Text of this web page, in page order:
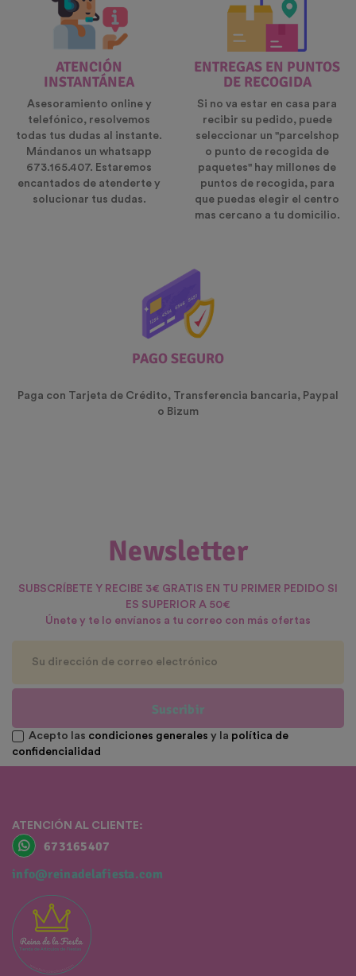
ATENCIÓN
INSTANTÁNEA
Asesoramiento online y
telefónico, resolvemos
todas tus dudas al instante.
Mándanos un whatsapp
673.165.407. Estaremos
encantados de atenderte y
solucionar tus dudas.
ENTREGAS EN PUNTOS
DE RECOGIDA
Si no va estar en casa para
recibir su pedido, puede
seleccionar un "parcelshop
o punto de recogida de
paquetes" hay millones de
puntos de recogida, para
que puedas elegir el centro
mas cercano a tu domicilio.
PAGO SEGURO
Paga con Tarjeta de Crédito, Transferencia bancaria, Paypal
o Bizum
Newsletter
SUBSCRÍBETE Y RECIBE 3€ GRATIS EN TU PRIMER PEDIDO SI
ES SUPERIOR A 50€
Únete y te lo envíanos a tu correo con más ofertas
Suscribir
Acepto las condiciones generales y la política de
confidencialidad
ATENCIÓN AL CLIENTE:
673165407
info@reinadelafiesta.com